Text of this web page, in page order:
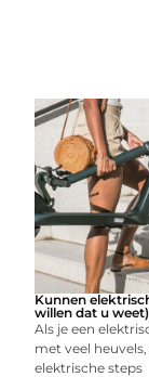
Kunnen
willen dat u weet)
Als je een
met veel
elektrische steps